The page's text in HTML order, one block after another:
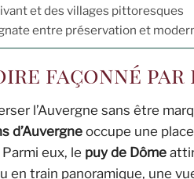
et des villages pittoresques
entre préservation et
façonné par
l’Auvergne sans être
d’Auvergneoccupe une
eux, le puy de Dôme
en train panoramique, une